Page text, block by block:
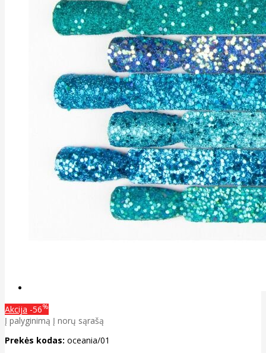
Akcija -56%
Į palyginimą Į norų sąrašą
Prekės kodas: oceania/01